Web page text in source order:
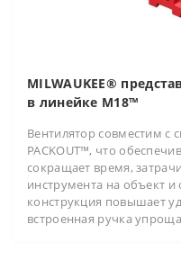
MILWAUKEE®
в линейке M18™
Вентилятор совместим с
PACKOUT™, что
сокращает время,
инструмента на объект
конструкция повышает
встроенная ручка